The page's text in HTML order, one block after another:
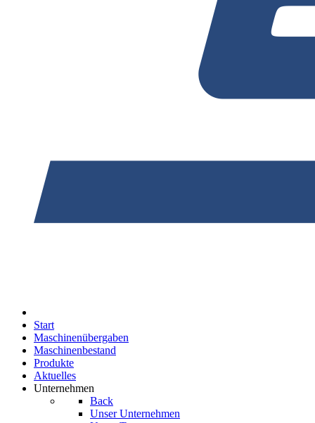
Start
Maschinenübergaben
Maschinenbestand
Produkte
Aktuelles
Unternehmen
Back
Unser Unternehmen